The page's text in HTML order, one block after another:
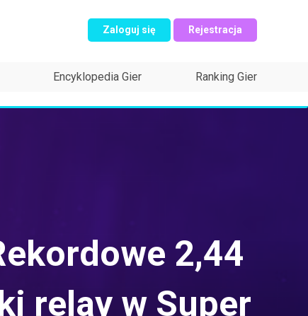
Zaloguj się Rejestracja
Encyklopedia Gier Ranking Gier
2,44
relay w Super